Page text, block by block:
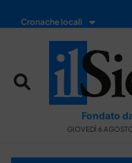
Cronache locali
Fondato
GIOVEDÌ 6